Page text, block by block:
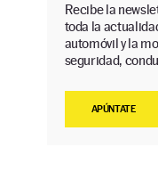
Recibe la
toda la
automóvil y la
seguridad,
APÚNTATE